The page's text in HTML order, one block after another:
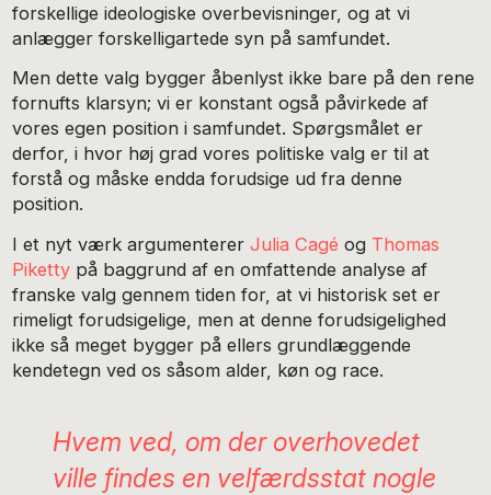
forskellige ideologiske overbevisninger, og at vi
anlægger forskelligartede syn på samfundet.
Men dette valg bygger åbenlyst ikke bare på den rene
fornufts klarsyn; vi er konstant også påvirkede af
vores egen position i samfundet. Spørgsmålet er
derfor, i hvor høj grad vores politiske valg er til at
forstå og måske endda forudsige ud fra denne
position.
I et nyt værk argumentererJulia Cagé og Thomas
Piketty på baggrund af en omfattende analyse af
franske valg gennem tiden for, at vi historisk set er
rimeligt forudsigelige, men at denne forudsigelighed
ikke så meget bygger på ellers grundlæggende
kendetegn ved os såsom alder, køn og race.
Hvem ved, om der overhovedet
ville findes en velfærdsstat nogle